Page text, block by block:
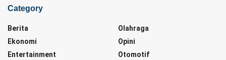
Category
Berita
Ekonomi
Entertainment
Olahraga
Opini
Otomotif